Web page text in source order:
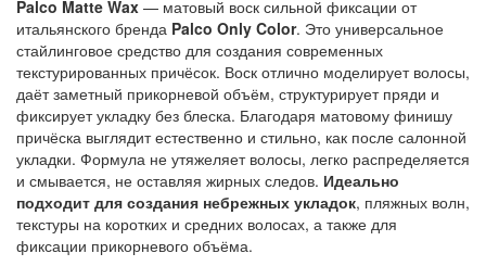
Palco Matte Wax — матовый воск сильной фиксации от
итальянского бренда Palco Only Color. Это универсальное
стайлинговое средство для создания современных
текстурированных причёсок. Воск отлично моделирует волосы,
даёт заметный прикорневой объём, структурирует пряди и
фиксирует укладку без блеска. Благодаря матовому финишу
причёска выглядит естественно и стильно, как после салонной
укладки. Формула не утяжеляет волосы, легко распределяется
и смывается, не оставляя жирных следов. Идеально
подходит для создания небрежных укладок, пляжных волн,
текстуры на коротких и средних волосах, а также для
фиксации прикорневого объёма.